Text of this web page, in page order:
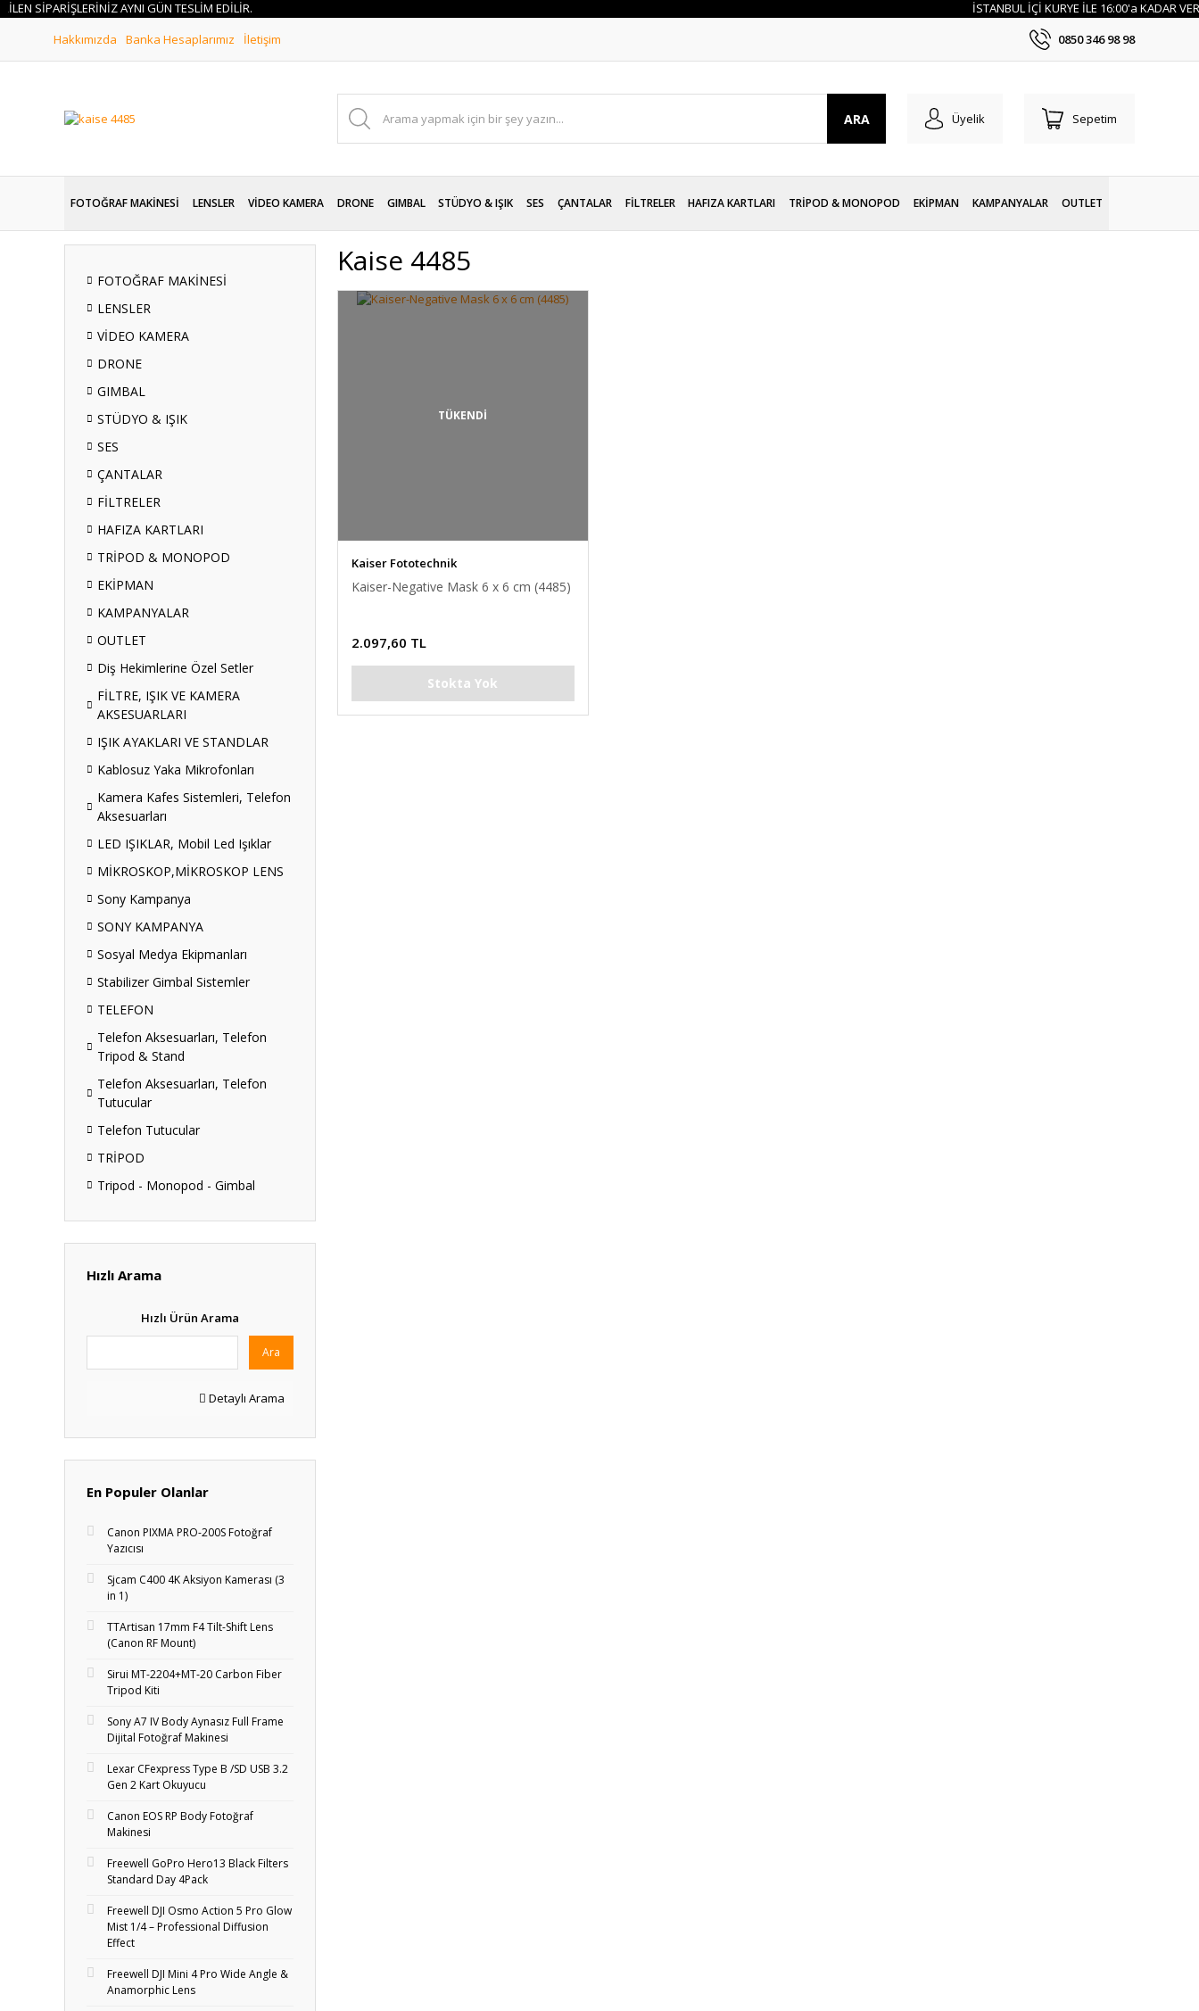
AYNI GÜN TESLİM EDİLİR.
İSTANBUL İÇİ KURYE İLE 16:00'a KADAR
Hakkımızda
Banka Hesaplarımız İletişim 0850 346 98 98
ARA Üyelik Sepetim
FOTOĞRAF MAKİNESİ LENSLER VİDEO KAMERA DRONE GIMBAL STÜDYO & IŞIK SES ÇANTALAR FİLTRELER HAFIZA KARTLARI TRİPOD & MONOPOD EKİPMAN KAMPANYALAR OUTLET
FOTOĞRAF MAKİNESİ
LENSLER
VİDEO KAMERA
DRONE
GIMBAL
STÜDYO & IŞIK
SES
ÇANTALAR
FİLTRELER
HAFIZA KARTLARI
TRİPOD & MONOPOD
EKİPMAN
KAMPANYALAR
OUTLET
Diş Hekimlerine Özel Setler
FİLTRE, IŞIK VE KAMERA
AKSESUARLARI
IŞIK AYAKLARI VE STANDLAR
Kablosuz Yaka Mikrofonları
Kamera Kafes Sistemleri, Telefon
Aksesuarları
LED IŞIKLAR, Mobil Led Işıklar
MİKROSKOP,MİKROSKOP LENS
Sony Kampanya
SONY KAMPANYA
Sosyal Medya Ekipmanları
Stabilizer Gimbal Sistemler
TELEFON
Telefon Aksesuarları, Telefon
Tripod & Stand
Telefon Aksesuarları, Telefon
Tutucular
Telefon Tutucular
TRİPOD
Tripod - Monopod - Gimbal
Hızlı Arama
Hızlı Ürün Arama
Ara
Detaylı Arama
En Populer Olanlar
Canon PIXMA PRO-200S Fotoğraf
Yazıcısı
Sjcam C400 4K Aksiyon Kamerası (3
in 1)
TTArtisan 17mm F4 Tilt-Shift Lens
(Canon RF Mount)
Sirui MT-2204+MT‑20 Carbon Fiber
Tripod Kiti
Sony A7 IV Body Aynasız Full Frame
Dijital Fotoğraf Makinesi
Lexar CFexpress Type B /SD USB 3.2
Gen 2 Kart Okuyucu
Canon EOS RP Body Fotoğraf
Makinesi
Freewell GoPro Hero13 Black Filters
Standard Day 4Pack
Freewell DJI Osmo Action 5 Pro Glow
Mist 1/4 – Professional Diffusion
Effect
Freewell DJI Mini 4 Pro Wide Angle &
Anamorphic Lens
Kaise 4485
TÜKENDİ
Kaiser Fototechnik
Kaiser-Negative Mask 6 x 6 cm (4485)
2.097,60 TL
Stokta Yok